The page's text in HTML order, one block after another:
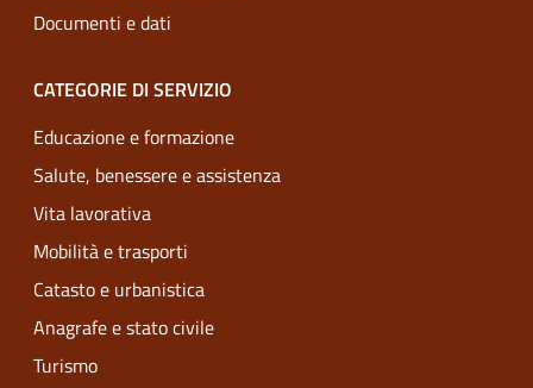
Documenti e dati
CATEGORIE DI SERVIZIO
Educazione e formazione
Salute, benessere e assistenza
Vita lavorativa
Mobilità e trasporti
Catasto e urbanistica
Anagrafe e stato civile
Turismo